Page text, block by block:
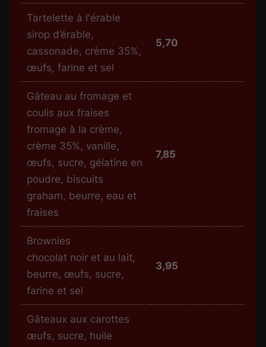
Tartelette à l'érable
sirop d’érable,
cassonade, crème 35%,
œufs, farine et sel
5,70
Gâteau au fromage et
coulis aux fraises
fromage à la crème,
crème 35%, vanille,
œufs, sucre, gélatine en
poudre, biscuits
graham, beurre, eau et
fraises
7,85
Brownies
chocolat noir et au lait,
beurre, œufs, sucre,
farine et sel
3,95
Gâteaux aux carottes
œufs, sucre, huile